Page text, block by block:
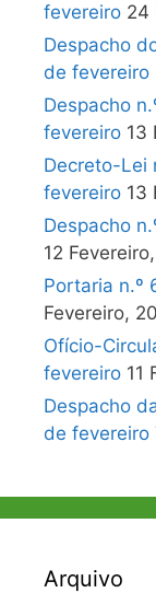
fevereiro 24
Despacho
de fevereiro
Despacho
fevereiro 13
Decreto-Lei
fevereiro 13
Despacho
12
Portaria n.º
Fevereiro,
Ofício-
fevereiro 11
Despacho
de fevereiro
Arquivo